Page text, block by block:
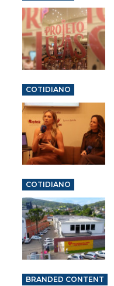
COTIDIANO
COTIDIANO
BRANDED CONTENT